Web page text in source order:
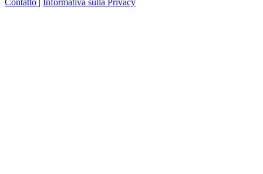
Contatto | Informativa sulla Privacy